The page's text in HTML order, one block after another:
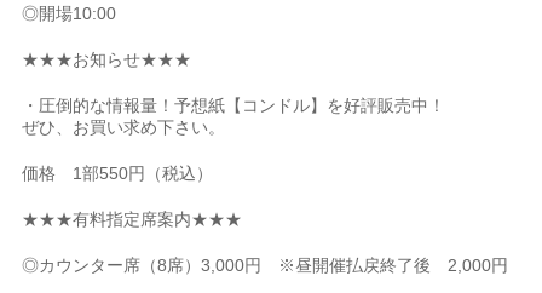
◎開場10:00
★★★お知らせ★★★
・圧倒的な情報量！予想紙【コンドル】を好評販売中！
ぜひ、お買い求め下さい。
価格 1部550円（税込）
★★★有料指定席案内★★★
◎カウンター席（8席）3,000円 ※昼開催払戻終了後 2,000円